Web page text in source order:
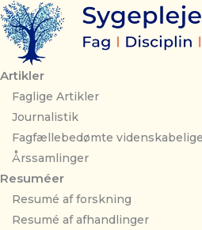
Gå
til
indholdet
Artikler
Faglige Artikler
Journalistik
Fagfællebedømte
Årssamlinger
Resuméer
Resumé af forskning
Resumé af afhandlinger